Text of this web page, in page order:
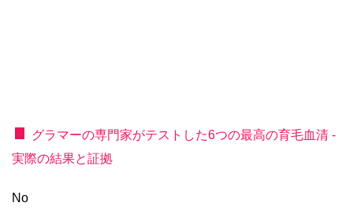
グラマーの専門家がテストした6つの最高の育毛血清 -
実際の結果と証拠
No